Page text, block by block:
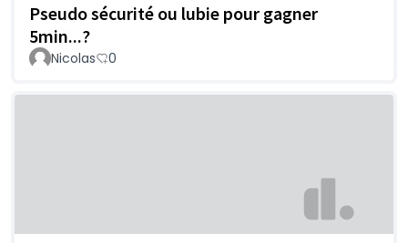
Pseudo sécurité ou lubie pour gagner
5min...?
Nicolas 0